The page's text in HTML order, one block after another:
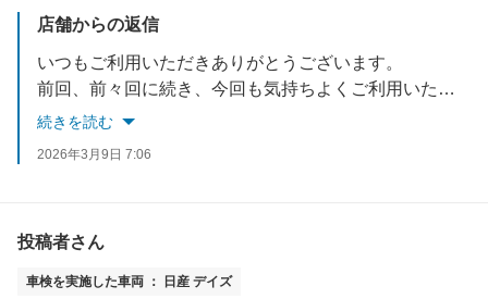
店舗からの返信
いつもご利用いただきありがとうございます。
前回、前々回に続き、今回も気持ちよくご利用いただけたとのお言葉をいただき、大変励みになります。
これからも変わらないサービスで、安心してお任せいただける店舗を目指してまいります。
続きを読む
2026年3月9日 7:06
投稿者さん
車検を実施した車両 ： 日産 デイズ